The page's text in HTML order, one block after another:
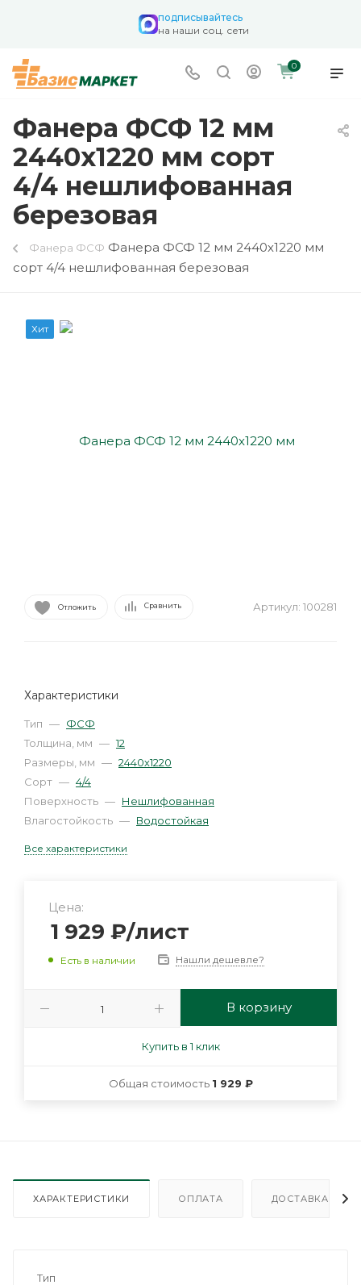
подписывайтесь
на наши соц. сети
0
Фанера ФСФ 12 мм
2440х1220 мм сорт
4/4 нешлифованная
березовая
Фанера ФСФ Фанера ФСФ 12 мм 2440х1220 мм
сорт 4/4 нешлифованная березовая
Хит
Отложить Сравнить Артикул: 100281
Характеристики
Тип — ФСФ
Толщина, мм — 12
Размеры, мм — 2440х1220
Сорт — 4/4
Поверхность — Нешлифованная
Влагостойкость — Водостойкая
Все характеристики
Цена:
1 929 ₽/лист
Есть в наличии Нашли дешевле?
В корзину
Купить в 1 клик
Общая стоимость 1 929 ₽
ХАРАКТЕРИСТИКИ ОПЛАТА ДОСТАВКА
Тип